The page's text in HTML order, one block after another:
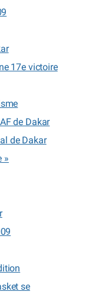
17e victoire
de Dakar
de Dakar
»
se